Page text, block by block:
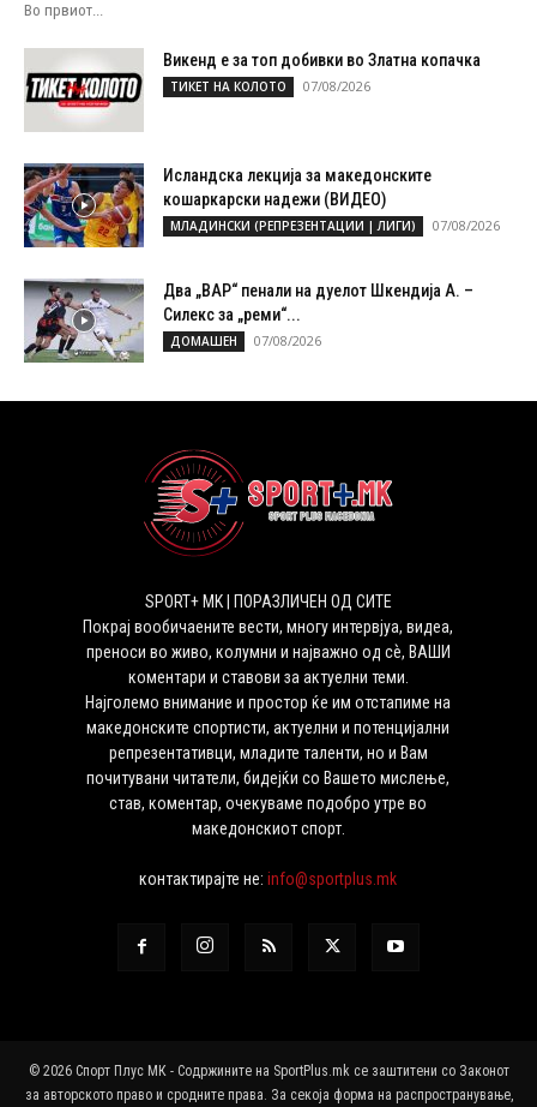
Во првиот...
Викенд е за топ добивки во Златна копачка
ТИКЕТ НА КОЛОТО 07/08/2026
Исландска лекција за македонските
кошаркарски надежи (ВИДЕО)
МЛАДИНСКИ (РЕПРЕЗЕНТАЦИИ | ЛИГИ) 07/08/2026
Два „ВАР“ пенали на дуелот Шкендија А. –
Силекс за „реми“...
ДОМАШЕН 07/08/2026
SPORT+ MK | ПОРАЗЛИЧЕН ОД СИТЕ
Покрај вообичаените вести, многу интервјуа, видеа,
преноси во живо, колумни и најважно од сѐ, ВАШИ
коментари и ставови за актуелни теми.
Најголемо внимание и простор ќе им отстапиме на
македонските спортисти, актуелни и потенцијални
репрезентативци, младите таленти, но и Вам
почитувани читатели, бидејќи со Вашето мислење,
став, коментар, очекуваме подобро утре во
македонскиот спорт.
контактирајте не:info@sportplus.mk
© 2026 Спорт Плус МК - Содржините на SportPlus.mk се заштитени со Законот
за авторското право и сродните права. За секоја форма на распространување,